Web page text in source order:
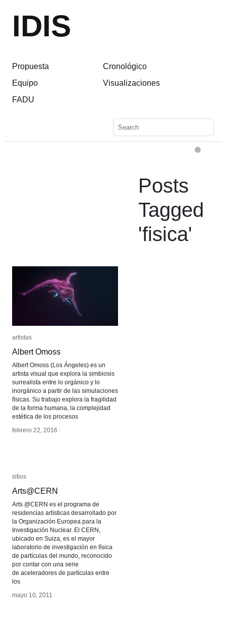
IDIS
Propuesta
Equipo
FADU
Cronológico
Visualizaciones
Posts
Tagged
'fisica'
artistas
Albert Omoss
Albert Omoss (Los Ángeles) es un
artista visual que explora la simbiosis
surrealista entre lo orgánico y lo
inorgánico a partir de las simulaciones
físicas. Su trabajo explora la fragilidad
de la forma humana, la complejidad
estética de los procesos
febrero 22, 2016 /
artistas
Albert Omoss
febrero 22, 2016 /
sitios
Arts@CERN
Arts @CERN es el programa de
residencias artísticas desarrollado por
la Organización Europea para la
Investigación Nuclear. El CERN,
ubicado en Suiza, es el mayor
laboratorio de investigación en física
de partículas del mundo, reconocido
por contar con una serie
de aceleradores de partículas entre
los
mayo 10, 2011 /
sitios
Arts@CERN
mayo 10, 2011 /